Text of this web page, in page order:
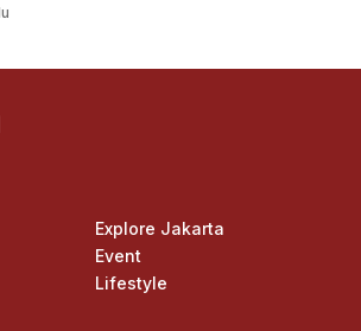
Explore Jakarta
Event
Lifestyle